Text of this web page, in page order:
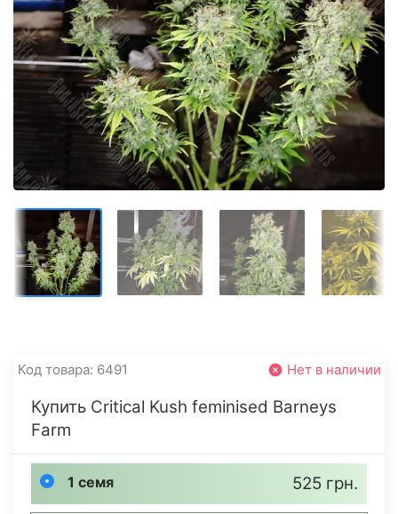
Код товара: 6491 Нет в наличии
Купить Critical Kush feminised Barneys
Farm
1 семя 525 грн.